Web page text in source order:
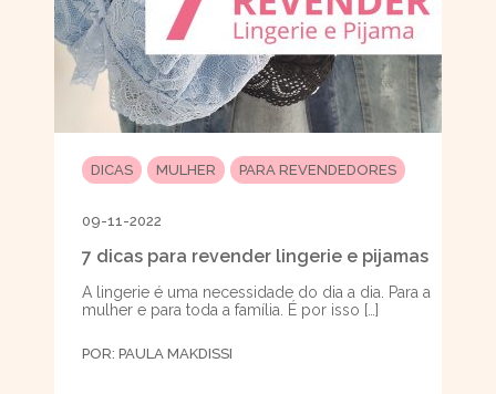
DICAS MULHER PARA REVENDEDORES
09-11-2022
7 dicas para revender lingerie e pijamas
A lingerie é uma necessidade do dia a dia. Para a
mulher e para toda a família. É por isso […]
POR: PAULA MAKDISSI